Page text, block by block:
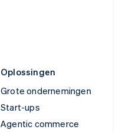
Oplossingen
Grote ondernemingen
Start-ups
Agentic commerce